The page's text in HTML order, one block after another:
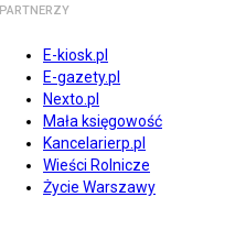
PARTNERZY
E-kiosk.pl
E-gazety.pl
Nexto.pl
Mała księgowość
Kancelarierp.pl
Wieści Rolnicze
Życie Warszawy